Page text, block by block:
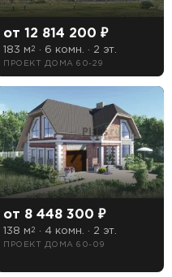
от 12 814 200 ₽
183 м 2 · 6 комн. · 2 эт.
ПРОЕКТ ДОМА 60-29
от 8 448 300 ₽
138 м2 · 4 комн. · 2 эт.
ПРОЕКТ ДОМА 60-09